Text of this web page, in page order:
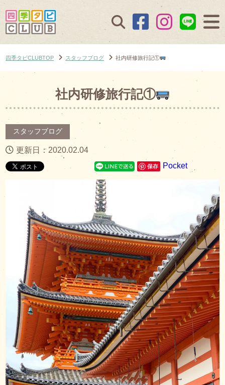
四季タビCLUBTOP スタッフブログ 社内研修旅行記①
社内研修旅行記①
スタッフブログ
更新日：2020.02.04
保存 Pocket